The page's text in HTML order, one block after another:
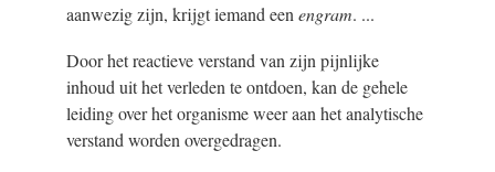
aanwezig zijn, krijgt iemand een engram. ...
Door het reactieve verstand van zijn pijnlijke
inhoud uit het verleden te ontdoen, kan de gehele
leiding over het organisme weer aan het analytische
verstand worden overgedragen.